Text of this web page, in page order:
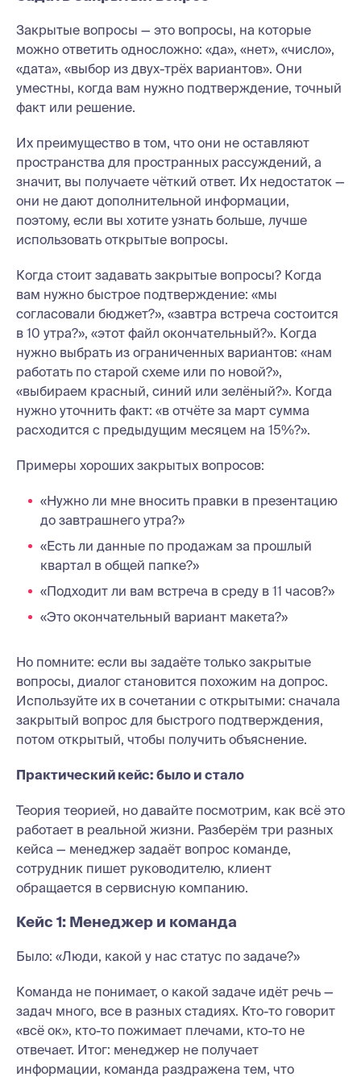
Закрытые вопросы — это вопросы, на которые
можно ответить односложно: «да», «нет», «число»,
«дата», «выбор из двух-трёх вариантов». Они
уместны, когда вам нужно подтверждение, точный
факт или решение.
Их преимущество в том, что они не оставляют
пространства для пространных рассуждений, а
значит, вы получаете чёткий ответ. Их недостаток —
они не дают дополнительной информации,
поэтому, если вы хотите узнать больше, лучше
использовать открытые вопросы.
Когда стоит задавать закрытые вопросы? Когда
вам нужно быстрое подтверждение: «мы
согласовали бюджет?», «завтра встреча состоится
в 10 утра?», «этот файл окончательный?». Когда
нужно выбрать из ограниченных вариантов: «нам
работать по старой схеме или по новой?»,
«выбираем красный, синий или зелёный?». Когда
нужно уточнить факт: «в отчёте за март сумма
расходится с предыдущим месяцем на 15%?».
Примеры хороших закрытых вопросов:
«Нужно ли мне вносить правки в презентацию
до завтрашнего утра?»
«Есть ли данные по продажам за прошлый
квартал в общей папке?»
«Подходит ли вам встреча в среду в 11 часов?»
«Это окончательный вариант макета?»
Но помните: если вы задаёте только закрытые
вопросы, диалог становится похожим на допрос.
Используйте их в сочетании с открытыми: сначала
закрытый вопрос для быстрого подтверждения,
потом открытый, чтобы получить объяснение.
Практический кейс: было и стало
Теория теорией, но давайте посмотрим, как всё это
работает в реальной жизни. Разберём три разных
кейса — менеджер задаёт вопрос команде,
сотрудник пишет руководителю, клиент
обращается в сервисную компанию.
Кейс 1: Менеджер и команда
Было: «Люди, какой у нас статус по задаче?»
Команда не понимает, о какой задаче идёт речь —
задач много, все в разных стадиях. Кто-то говорит
«всё ок», кто-то пожимает плечами, кто-то не
отвечает. Итог: менеджер не получает
информации, команда раздражена тем, что